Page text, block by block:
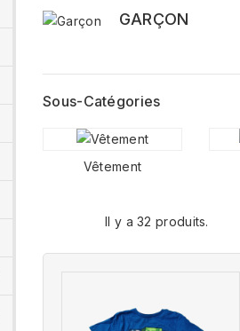
GARÇON
Sous-Catégories
Vêtement
Il y a 32 produits.